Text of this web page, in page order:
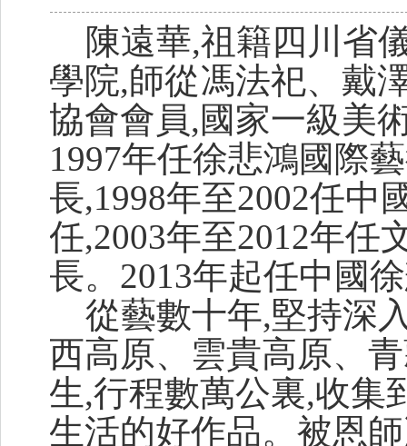
陳遠華,祖籍四川省
學院,師從馮法祀、戴
協會會員,國家一級美
1997年任徐悲鴻國際
長,1998年至2002任中
任,2003年至2012年任
長。2013年起任中國
從藝數十年,堅持深
西高原、雲貴高原、
生,行程數萬公裏,收集
生活的好作品。被恩